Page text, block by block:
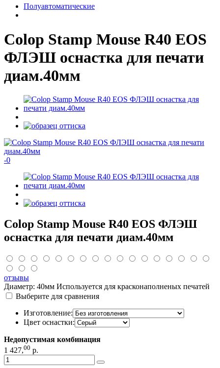
Полуавтоматические
Colop Stamp Mouse R40 EOS
ФЛЭШ оснастка для печати
диам.40мм
-0
Colop Stamp Mouse R40 EOS ФЛЭШ
оснастка для печати диам.40мм
отзывы
Диаметр: 40мм Используется для красконаполненых печатей
Выберите для сравнения
Изготовление:
Цвет оснастки:
Недопустимая комбинация
1 427,00 р.